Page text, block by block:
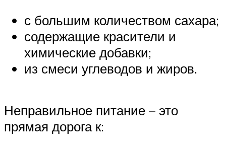
с большим количеством сахара;
содержащие красители и
химические добавки;
из смеси углеводов и жиров.
Неправильное питание – это
прямая дорога к: